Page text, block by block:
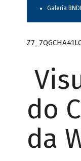
Galeria
do
da